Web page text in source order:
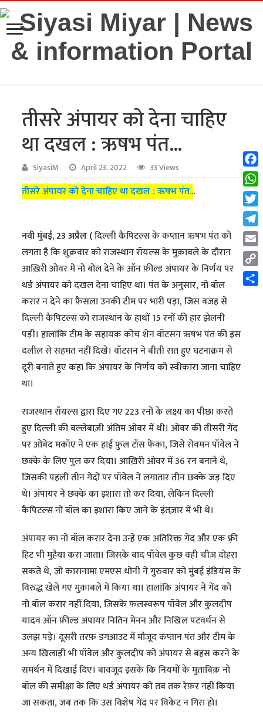
तीसरे अंपायर को देना चाहिए
था दखल : ऋषभ पंत…
SiyasiM April 23, 2022 33 Views
तीसरे अंपायर को देना चाहिए था दखल : ऋषभ पंत...
नवी मुंबई, 23 अप्रैल (दिल्ली कैपिटल्स के कप्तान ऋषभ पंत को
लगता है कि शुक्रवार को राजस्थान रॉयल्स के मुक़ाबले के दौरान
आख़िरी ओवर में नो बोल देने के ऑन फ़ील्ड अंपायर के निर्णय पर
थर्ड अंपायर को दखल देना चाहिए था। पंत के अनुसार, नो बॉल
करार न देने का फ़ैसला उनकी टीम पर भारी पड़ा, जिस वजह से
दिल्ली कैपिटल्स को राजस्थान के हाथों 15 रनों की हार झेलनी
पड़ी। हालांकि टीम के सहायक कोच शेन वॉटसन ऋषभ पंत की इस
दलील से सहमत नहीं दिखे। वॉटसन ने बीती रात हुए घटनाक्रम से
दूरी बनाते हुए कहा कि अंपायर के निर्णय को स्वीकारा जाना चाहिए
था।
राजस्थान रॉयल्स द्वारा दिए गए 223 रनों के लक्ष्य का पीछा करते
हुए दिल्ली की बल्लेबाज़ी अंतिम ओवर में थी। ओवर की तीसरी गेंद
पर ओबेद मकॉए ने एक हाई फ़ुल टॉस फेंका, जिसे रोवमन पॉवेल ने
छक्के के लिए पुल कर दिया। आख़िरी ओवर में 36 रन बनाने थे,
जिसकी पहली तीन गेंदों पर पॉवेल ने लगातार तीन छक्के जड़ दिए
थे। अंपायर ने छक्के का इशारा तो कर दिया, लेकिन दिल्ली
कैपिटल्स नो बॉल का इशारा किए जाने के इंतज़ार में भी थे।
अंपायर का नो बॉल करार देना उन्हें एक अतिरिक्त गेंद और एक फ़्री
हिट भी मुहैया करा जाता। जिसके बाद पॉवेल कुछ वही चीज़ दोहरा
सकते थे, जो कारानामा एमएस धोनी ने गुरुवार को मुंबई इंडियंस के
विरुद्ध खेले गए मुक़ाबले में किया था। हालांकि अंपायर ने गेंद को
नो बॉल करार नहीं दिया, जिसके फलस्वरूप पॉवेल और कुलदीप
यादव ऑन फ़ील्ड अंपायर नितिन मेनन और निखिल पटवर्धन से
उलझ पड़े। दूसरी तरफ़ डगआउट में मौजूद कप्तान पंत और टीम के
अन्य खिलाड़ी भी पॉवेल और कुलदीप को अंपायर से बहस करने के
समर्थन में दिखाई दिए। बावजूद इसके कि नियमों के मुताबिक़ नो
बॉल की समीक्षा के लिए थर्ड अंपायर को तब तक रेफ़र नहीं किया
जा सकता, जब तक कि उस विशेष गेंद पर विकेट न गिरा हो।
Copy
Link